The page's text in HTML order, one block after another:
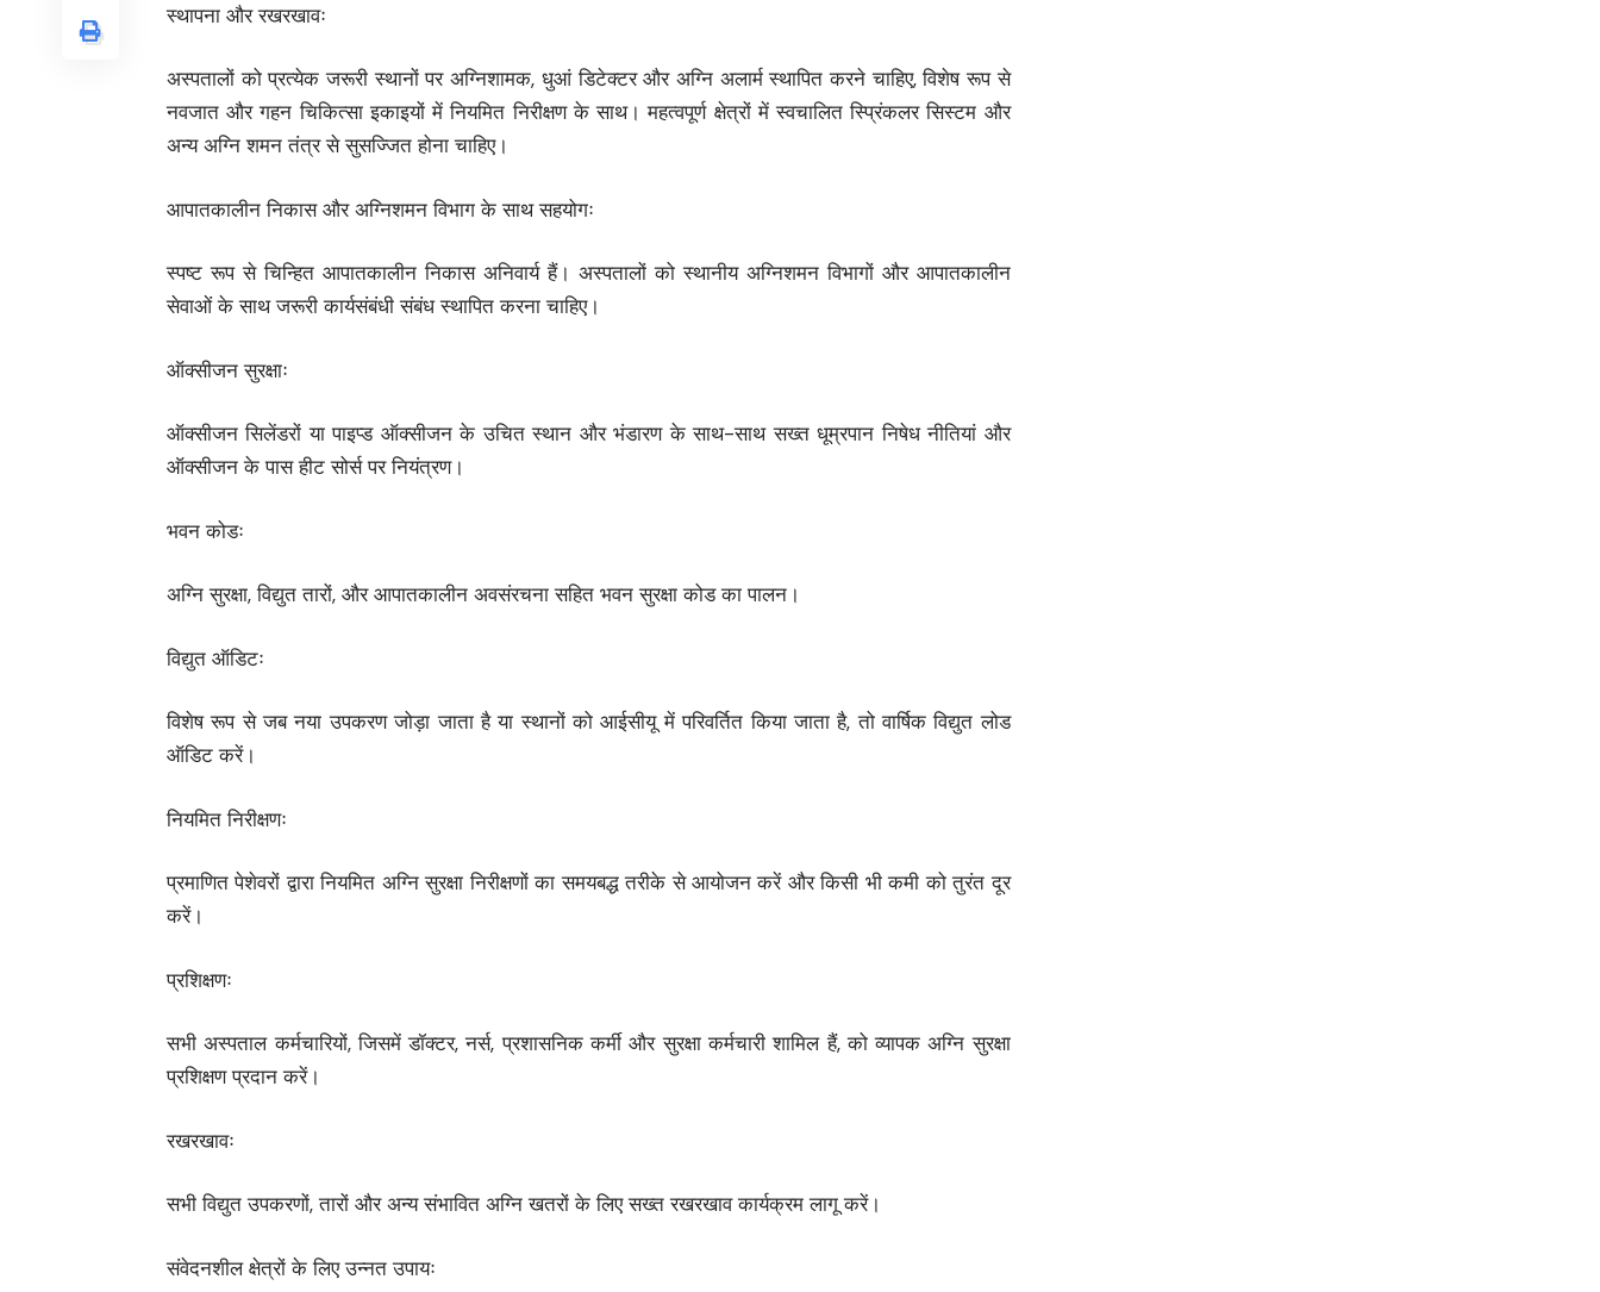
स्थापना और रखरखावः
अस्पतालों को प्रत्येक जरूरी स्थानों पर अग्निशामक, धुआं डिटेक्टर और अग्नि अलार्म स्थापित करने चाहिए, विशेष रूप से
नवजात और गहन चिकित्सा इकाइयों में नियमित निरीक्षण के साथ। महत्वपूर्ण क्षेत्रों में स्वचालित स्प्रिंकलर सिस्टम और
अन्य अग्नि शमन तंत्र से सुसज्जित होना चाहिए।
आपातकालीन निकास और अग्निशमन विभाग के साथ सहयोगः
स्पष्ट रूप से चिन्हित आपातकालीन निकास अनिवार्य हैं। अस्पतालों को स्थानीय अग्निशमन विभागों और आपातकालीन
सेवाओं के साथ जरूरी कार्यसंबंधी संबंध स्थापित करना चाहिए।
ऑक्सीजन सुरक्षाः
ऑक्सीजन सिलेंडरों या पाइप्ड ऑक्सीजन के उचित स्थान और भंडारण के साथ-साथ सख्त धूम्रपान निषेध नीतियां और
ऑक्सीजन के पास हीट सोर्स पर नियंत्रण।
भवन कोडः
अग्नि सुरक्षा, विद्युत तारों, और आपातकालीन अवसंरचना सहित भवन सुरक्षा कोड का पालन।
विद्युत ऑडिटः
विशेष रूप से जब नया उपकरण जोड़ा जाता है या स्थानों को आईसीयू में परिवर्तित किया जाता है, तो वार्षिक विद्युत लोड
ऑडिट करें।
नियमित निरीक्षणः
प्रमाणित पेशेवरों द्वारा नियमित अग्नि सुरक्षा निरीक्षणों का समयबद्ध तरीके से आयोजन करें और किसी भी कमी को तुरंत दूर
करें।
प्रशिक्षणः
सभी अस्पताल कर्मचारियों, जिसमें डॉक्टर, नर्स, प्रशासनिक कर्मी और सुरक्षा कर्मचारी शामिल हैं, को व्यापक अग्नि सुरक्षा
प्रशिक्षण प्रदान करें।
रखरखावः
सभी विद्युत उपकरणों, तारों और अन्य संभावित अग्नि खतरों के लिए सख्त रखरखाव कार्यक्रम लागू करें।
संवेदनशील क्षेत्रों के लिए उन्नत उपायः